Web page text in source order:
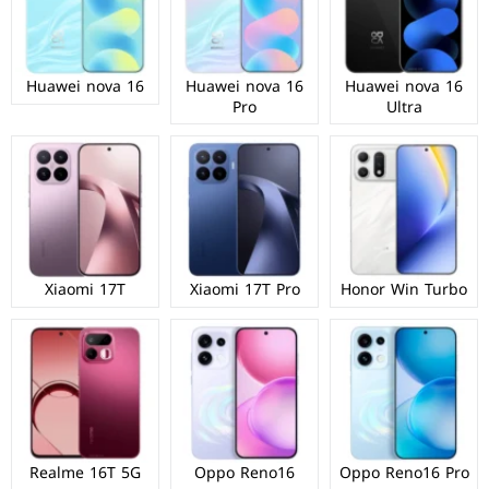
Huawei nova 16
Ultra
Huawei nova 16
Pro
Huawei nova 16
Honor Win Turbo
Xiaomi 17T Pro
Xiaomi 17T
Oppo Reno16 Pro
Oppo Reno16
Realme 16T 5G